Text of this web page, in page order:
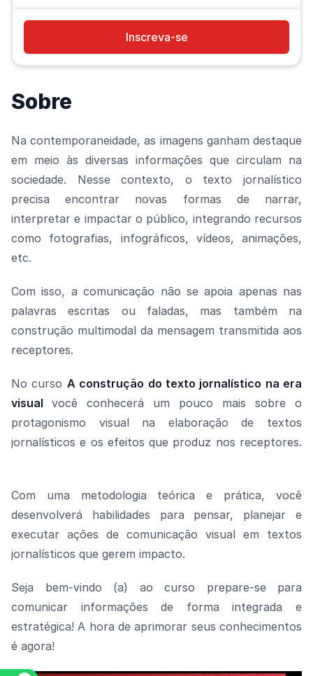
Inscreva-se
Sobre
Na contemporaneidade, as imagens ganham destaque
em meio às diversas informações que circulam na
sociedade. Nesse contexto, o texto jornalístico
precisa encontrar novas formas de narrar,
interpretar e impactar o público, integrando recursos
como fotografias, infográficos, vídeos, animações,
etc.
Com isso, a comunicação não se apoia apenas nas
palavras escritas ou faladas, mas também na
construção multimodal da mensagem transmitida aos
receptores.
No curso A construção do texto jornalístico na era
visual você conhecerá um pouco mais sobre o
protagonismo visual na elaboração de textos
jornalísticos e os efeitos que produz nos receptores.
Com uma metodologia teórica e prática, você
desenvolverá habilidades para pensar, planejar e
executar ações de comunicação visual em textos
jornalísticos que gerem impacto.
Seja bem-vindo (a) ao curso prepare-se para
comunicar informações de forma integrada e
estratégica! A hora de aprimorar seus conhecimentos
é agora!